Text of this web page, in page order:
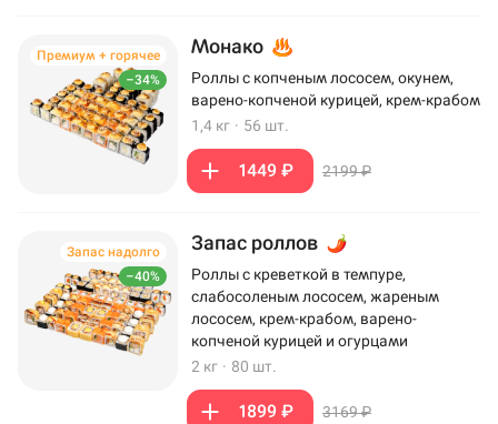
–34%
Премиум + горячее Монако
Роллы с копченым лососем, окунем,
варено-копченой курицей, крем-крабом
1,4 кг · 56 шт.
1449 ₽ 2199 ₽
–40%
Запас надолго Запас роллов
Роллы с креветкой в темпуре,
слабосоленым лососем, жареным
лососем, крем-крабом, варено-
копченой курицей и огурцами
2 кг · 80 шт.
1899 ₽ 3169 ₽